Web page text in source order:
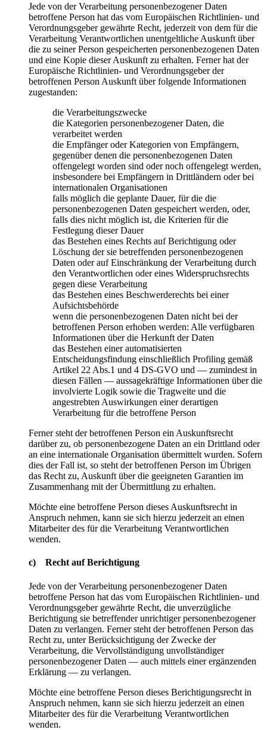
Jede von der Verarbeitung personenbezogener Daten
betroffene Person hat das vom Europäischen Richtlinien- und
Verordnungsgeber gewährte Recht, jederzeit von dem für die
Verarbeitung Verantwortlichen unentgeltliche Auskunft über
die zu seiner Person gespeicherten personenbezogenen Daten
und eine Kopie dieser Auskunft zu erhalten. Ferner hat der
Europäische Richtlinien- und Verordnungsgeber der
betroffenen Person Auskunft über folgende Informationen
zugestanden:
die Verarbeitungszwecke
die Kategorien personenbezogener Daten, die
verarbeitet werden
die Empfänger oder Kategorien von Empfängern,
gegenüber denen die personenbezogenen Daten
offengelegt worden sind oder noch offengelegt werden,
insbesondere bei Empfängern in Drittländern oder bei
internationalen Organisationen
falls möglich die geplante Dauer, für die die
personenbezogenen Daten gespeichert werden, oder,
falls dies nicht möglich ist, die Kriterien für die
Festlegung dieser Dauer
das Bestehen eines Rechts auf Berichtigung oder
Löschung der sie betreffenden personenbezogenen
Daten oder auf Einschränkung der Verarbeitung durch
den Verantwortlichen oder eines Widerspruchsrechts
gegen diese Verarbeitung
das Bestehen eines Beschwerderechts bei einer
Aufsichtsbehörde
wenn die personenbezogenen Daten nicht bei der
betroffenen Person erhoben werden: Alle verfügbaren
Informationen über die Herkunft der Daten
das Bestehen einer automatisierten
Entscheidungsfindung einschließlich Profiling gemäß
Artikel 22 Abs.1 und 4 DS-GVO und — zumindest in
diesen Fällen — aussagekräftige Informationen über die
involvierte Logik sowie die Tragweite und die
angestrebten Auswirkungen einer derartigen
Verarbeitung für die betroffene Person
Ferner steht der betroffenen Person ein Auskunftsrecht
darüber zu, ob personenbezogene Daten an ein Drittland oder
an eine internationale Organisation übermittelt wurden. Sofern
dies der Fall ist, so steht der betroffenen Person im Übrigen
das Recht zu, Auskunft über die geeigneten Garantien im
Zusammenhang mit der Übermittlung zu erhalten.
Möchte eine betroffene Person dieses Auskunftsrecht in
Anspruch nehmen, kann sie sich hierzu jederzeit an einen
Mitarbeiter des für die Verarbeitung Verantwortlichen
wenden.
c) Recht auf Berichtigung
Jede von der Verarbeitung personenbezogener Daten
betroffene Person hat das vom Europäischen Richtlinien- und
Verordnungsgeber gewährte Recht, die unverzügliche
Berichtigung sie betreffender unrichtiger personenbezogener
Daten zu verlangen. Ferner steht der betroffenen Person das
Recht zu, unter Berücksichtigung der Zwecke der
Verarbeitung, die Vervollständigung unvollständiger
personenbezogener Daten — auch mittels einer ergänzenden
Erklärung — zu verlangen.
Möchte eine betroffene Person dieses Berichtigungsrecht in
Anspruch nehmen, kann sie sich hierzu jederzeit an einen
Mitarbeiter des für die Verarbeitung Verantwortlichen
wenden.